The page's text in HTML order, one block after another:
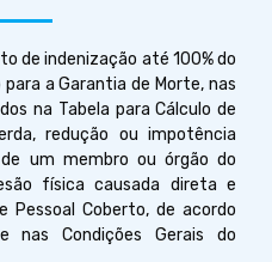
de indenização até 100% do
a Garantia de Morte, nas
na Tabela para Cálculo de
redução ou impotência
um membro ou órgão do
física causada direta e
Pessoal Coberto, de acordo
nas Condições Gerais do